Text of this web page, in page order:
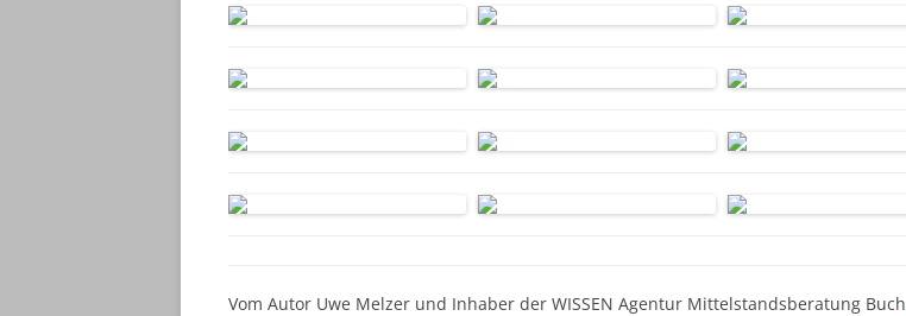
Vom Autor Uwe Melzer und Inhaber der WISSEN Agentur Mittelstandsberatung Buch